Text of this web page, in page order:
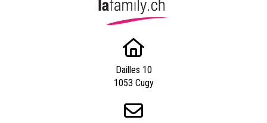
Dailles 10
1053 Cugy